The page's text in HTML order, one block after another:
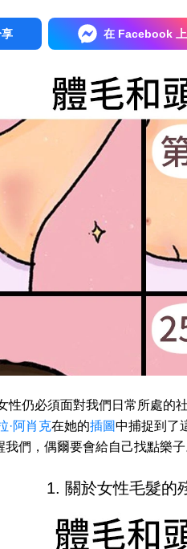
在 Facebook
性仍必須面對我們日常所處的
·阿肖克在她的插圖中捕捉到了
們，偶爾要會給自己找點樂子
1. 關於女性毛髮的